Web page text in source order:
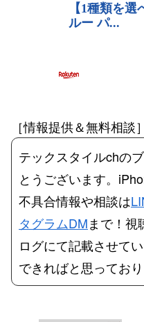
［情報提供＆無料相談］
テックスタイルchの
とうございます。
不具合情報や相談は
タグラムDMまで！視
ログにて記載させて
できればと思っており